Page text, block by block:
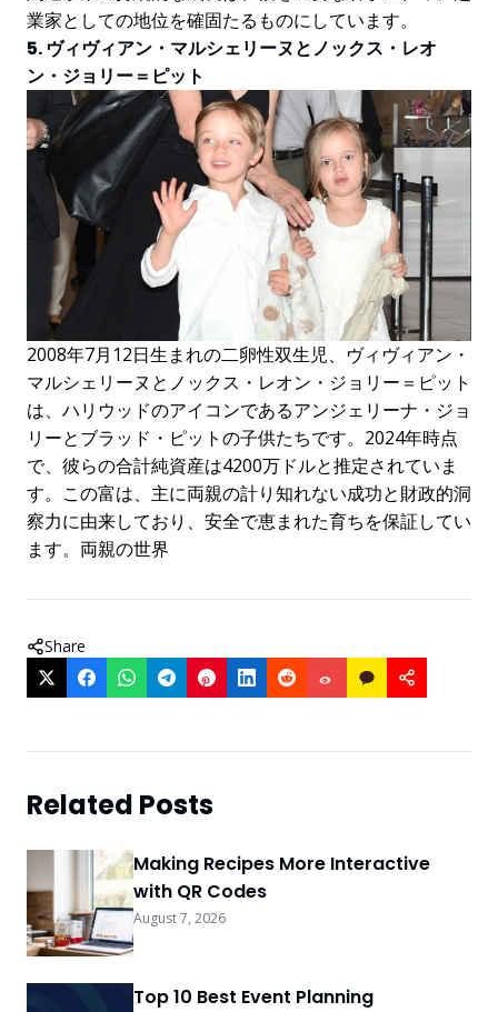
業家としての地位を確固たるものにしています。
5. ヴィヴィアン・マルシェリーヌとノックス・レオ
ン・ジョリー＝ピット
2008年7月12日生まれの二卵性双生児、ヴィヴィアン・
マルシェリーヌとノックス・レオン・ジョリー＝ピット
は、ハリウッドのアイコンであるアンジェリーナ・ジョ
リーとブラッド・ピットの子供たちです。2024年時点
で、彼らの合計純資産は4200万ドルと推定されていま
す。この富は、主に両親の計り知れない成功と財政的洞
察力に由来しており、安全で恵まれた育ちを保証してい
ます。両親の世界
Share
Related Posts
Making Recipes More Interactive
with QR Codes
August 7, 2026
Top 10 Best Event Planning